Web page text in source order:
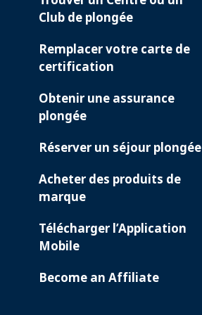
SERVICES
Club de plongée
Remplacer votre carte de
certification
Obtenir une assurance
plongée
Réserver un séjour plongée
Acheter des produits de
marque
Télécharger l’Application
Mobile
Become an Affiliate